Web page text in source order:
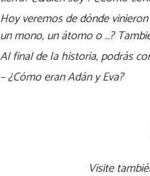
Hoy veremos de dónde
un mono, un átomo o …?
Al final de la historia, podrás
– ¿Cómo eran Adán y Eva?
Visite